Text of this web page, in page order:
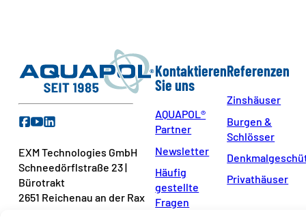
EXM Technologies GmbH
Schneedörflstraße 23 |
Bürotrakt
2651 Reichenau an der Rax
Kontaktieren
Sie uns
AQUAPOL®
Partner
Newsletter
Häufig
gestellte
Fragen
Referenzen
Zinshäuser
Burgen &
Schlösser
Privathäuser